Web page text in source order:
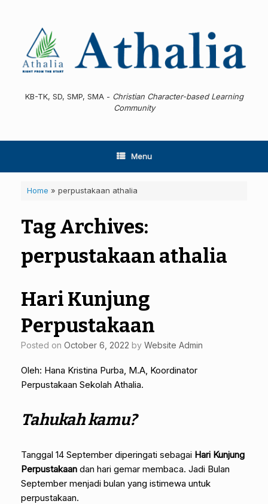
KB-TK, SD, SMP, SMA - Christian Character-based Learning
Community
Menu
Home » perpustakaan athalia
Tag Archives:
perpustakaan athalia
Hari Kunjung
Perpustakaan
Posted on October 6, 2022 by Website Admin
Oleh: Hana Kristina Purba, M.A, Koordinator
Perpustakaan Sekolah Athalia.
Tahukah kamu?
Tanggal 14 September diperingati sebagai Hari Kunjung
Perpustakaan dan hari gemar membaca. Jadi Bulan
September menjadi bulan yang istimewa untuk
perpustakaan.